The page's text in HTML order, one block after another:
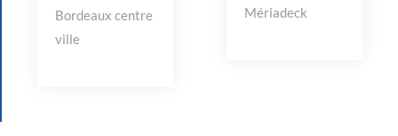
Bordeaux centre
ville
Mériadeck